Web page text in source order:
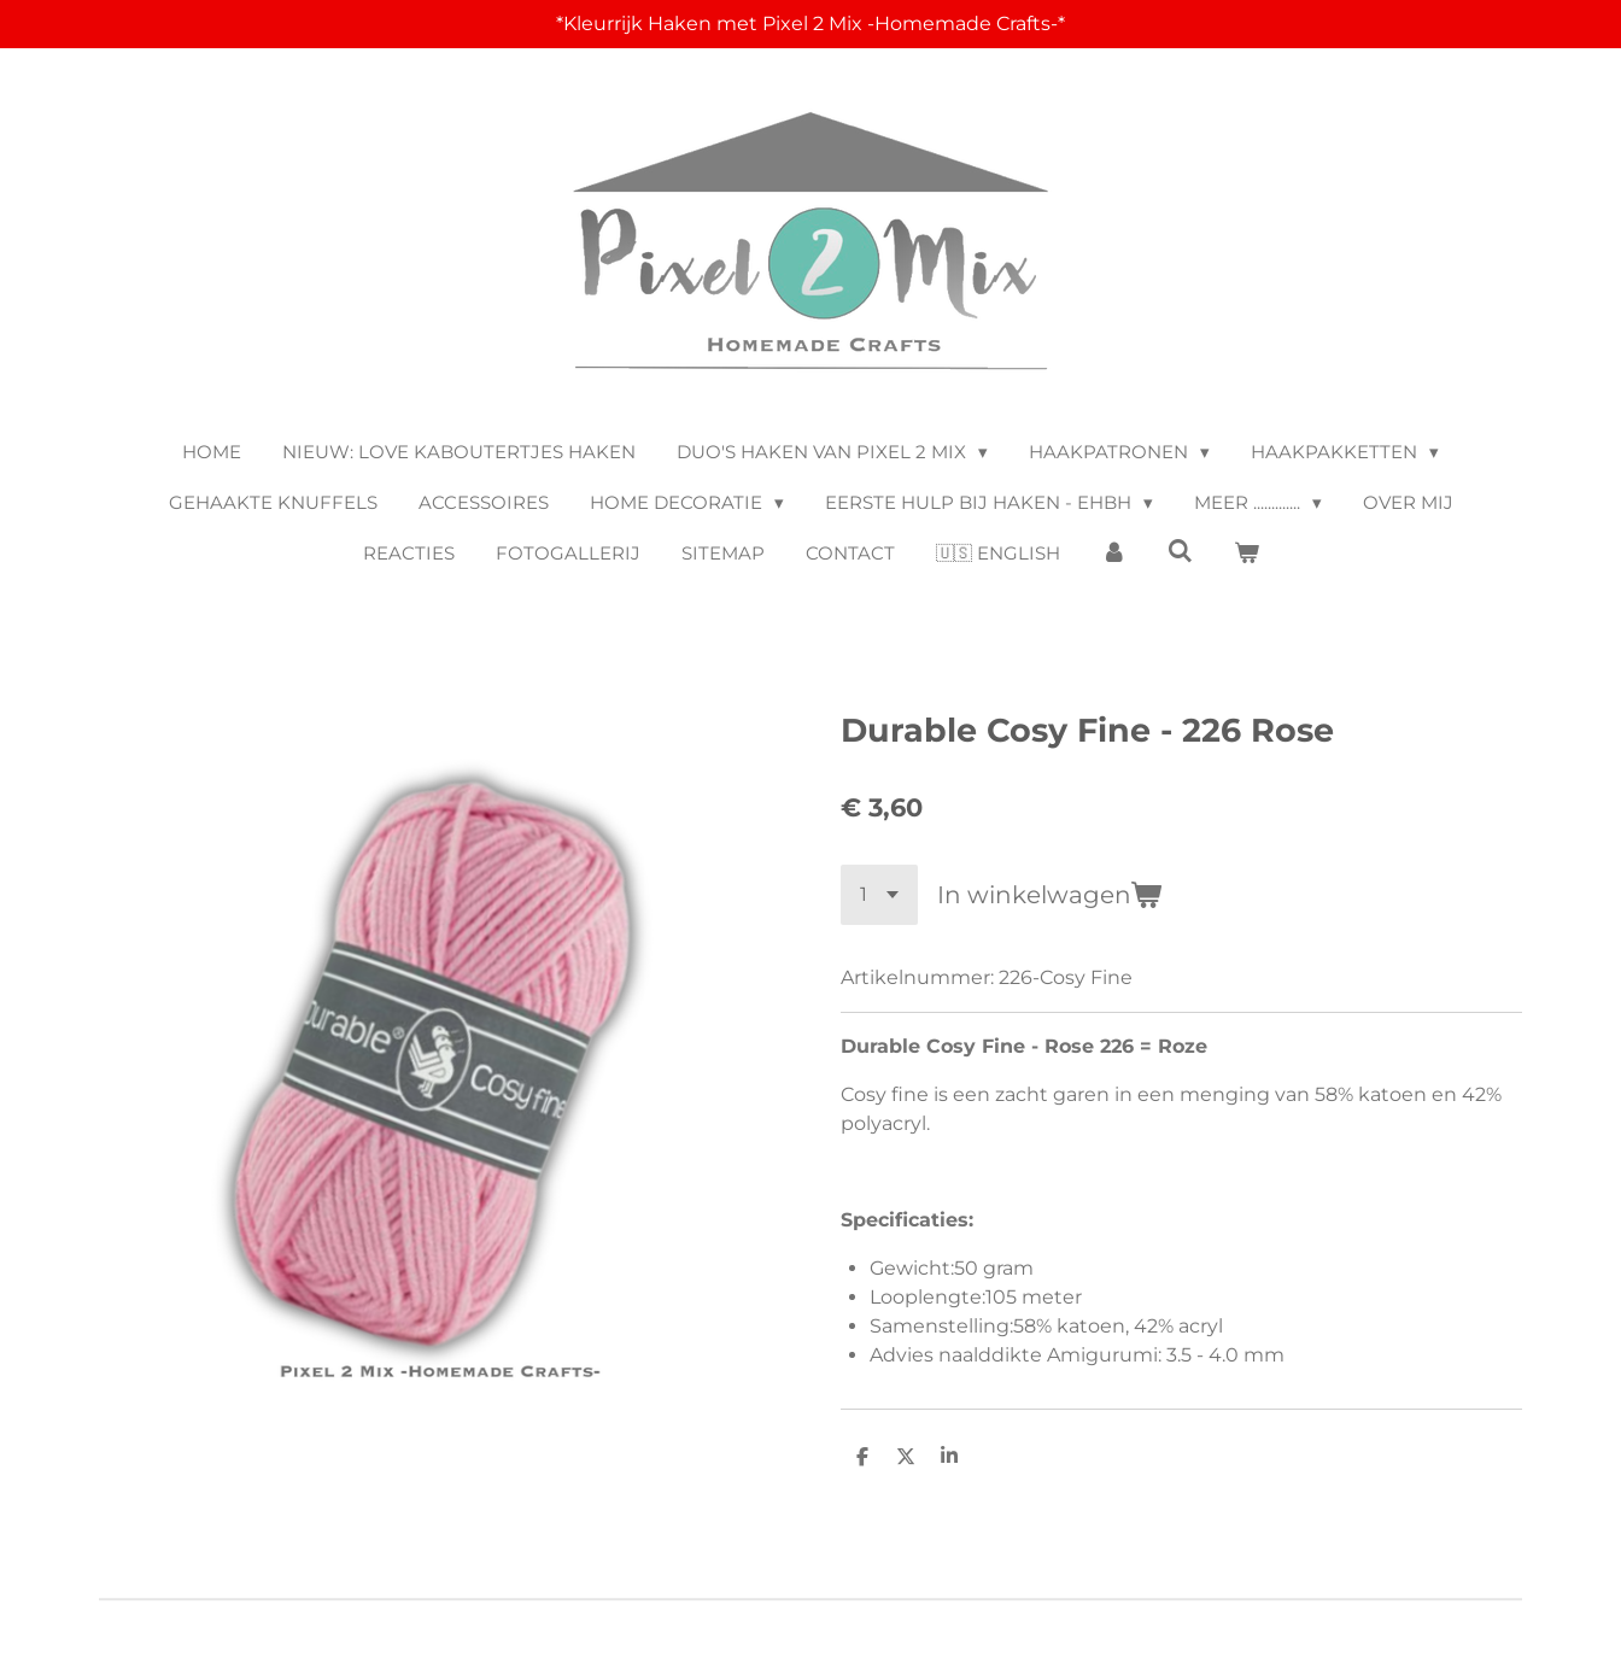
direct
*Kleurrijk Haken met Pixel 2 Mix -Homemade Crafts-*
HOME NIEUW: LOVE KABOUTERTJES HAKEN DUO'S HAKEN VAN PIXEL 2 MIX HAAKPATRONEN HAAKPAKKETTEN
GEHAAKTE KNUFFELS ACCESSOIRES HOME DECORATIE EERSTE HULP BIJ HAKEN - EHBH MEER ............. OVER MIJ
REACTIES FOTOGALLERIJ SITEMAP CONTACT 🇺🇸 ENGLISH
Durable Cosy Fine - 226 Rose
€ 3,60
In winkelwagen
Artikelnummer: 226-Cosy Fine
Durable Cosy Fine - Rose 226 = Roze
Cosy fine is een zacht garen in een menging van 58% katoen en 42%
polyacryl.
Specificaties:
Gewicht:50 gram
Looplengte:105 meter
Samenstelling:58% katoen, 42% acryl
Advies naalddikte Amigurumi: 3.5 - 4.0 mm
D
D
S